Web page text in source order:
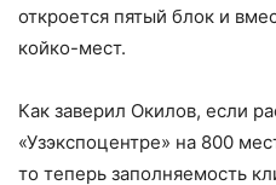
откроется пятый блок и
койко-мест.
Как заверил Окилов, если
«Узэкспоцентре» на 800
то теперь заполняемость